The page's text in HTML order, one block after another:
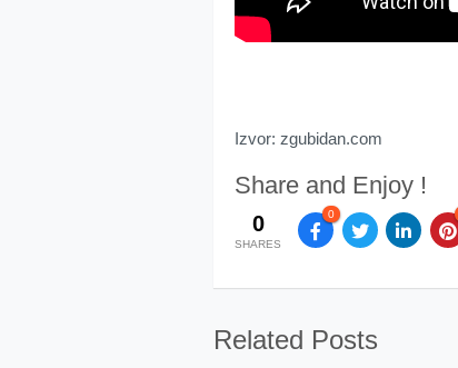
Izvor: zgubidan.com
Share and Enjoy !
0
SHARES
0
Related Posts